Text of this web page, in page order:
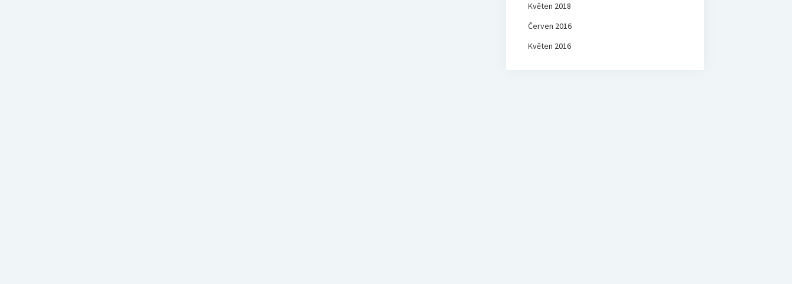
Květen 2018
Červen 2016
Květen 2016